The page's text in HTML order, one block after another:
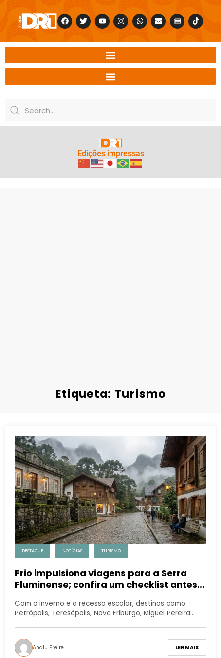
Edições impressas
Etiqueta: Turismo
DESTAQUE NOTÍCIAS TURISMO
Frio impulsiona viagens para a Serra
Fluminense; confira um checklist antes
Com o inverno e o recesso escolar, destinos como
Petrópolis, Teresópolis, Nova Friburgo, Miguel Pereira…
Analu Freire LER MAIS